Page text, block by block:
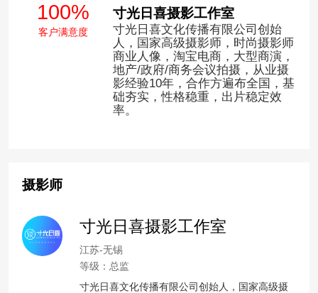
100%
客户满意度
寸光日喜摄影工作室
寸光日喜文化传播有限公司创始
人，国家高级摄影师，时尚摄影师
商业人像，淘宝电商，大型商演，
地产/政府/商务会议拍摄，从业摄
影经验10年，合作方遍布全国，基
础夯实，性格稳重，出片稳定效
率。
摄影师
寸光日喜摄影工作室
江苏-无锡
等级：总监
寸光日喜文化传播有限公司创始人，国家高级摄